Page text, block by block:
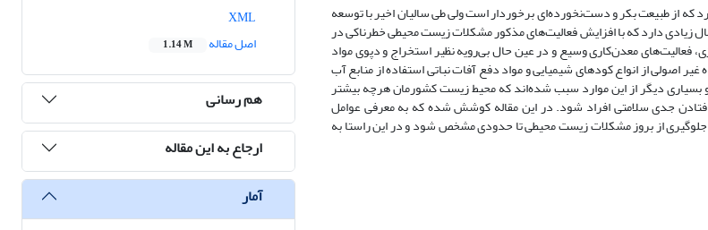
که از طبیعت بکر و دست‌نخورده‌ای برخوردار است ولی طی سالیان اخیر با توسعه
دارد که با افزایش فعالیتهای مذکور مشکلات زیست محیطی خطرناکی در
فعالیتهای معدن‌کاری وسیع و در عین حال بی‌رویه نظیر استخراج و دپوی مواد
اصولی از انواع کودهای شیمیایی و مواد دفع آفات نباتی استفاده از منابع آب
بسیاری دیگر از این موارد سبب شده‌اند که محیط زیست کشورمان هرچه بیشتر
جدی سلامتی افراد شود. در این مقاله کوشش شده که به معرفی عوامل
از بروز مشکلات زیست محیطی تا حدودی مشخص شود و در این راستا به
اصل مقاله
1.14 M
هم رسانی
ارجاع به این مقاله
آمار